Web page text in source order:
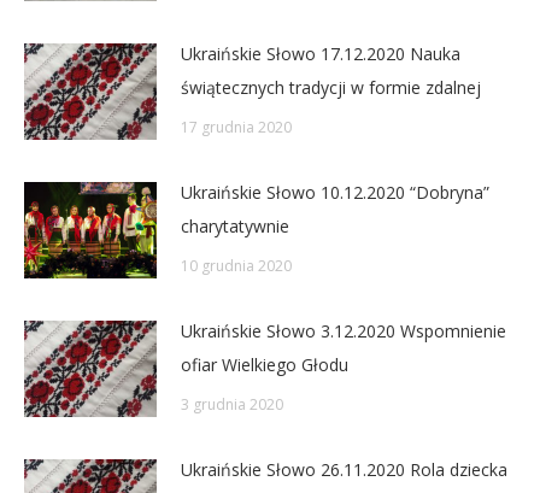
Ukraińskie Słowo 17.12.2020 Nauka
świątecznych tradycji w formie zdalnej
17 grudnia 2020
Ukraińskie Słowo 10.12.2020 “Dobryna”
charytatywnie
10 grudnia 2020
Ukraińskie Słowo 3.12.2020 Wspomnienie
ofiar Wielkiego Głodu
3 grudnia 2020
Ukraińskie Słowo 26.11.2020 Rola dziecka